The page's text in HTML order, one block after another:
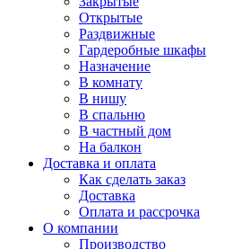
Открытые
Раздвижные
Гардеробные шкафы
Назначение
В комнату
В нишу
В спальню
В частный дом
На балкон
Доставка и оплата
Как сделать заказ
Доставка
Оплата и рассрочка
О компании
Производство